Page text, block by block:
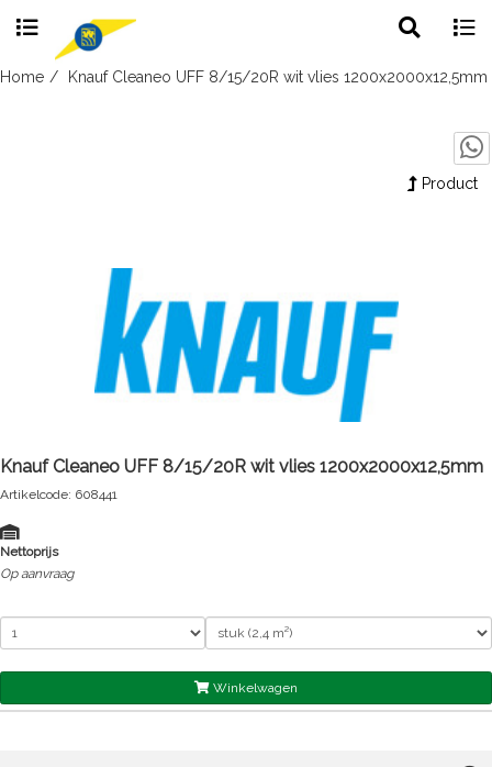
Skip
search
Home Knauf Cleaneo UFF 8/15/20R wit vlies 1200x2000x12,5mm
Product
Knauf Cleaneo UFF 8/15/20R wit vlies 1200x2000x12,5mm
Artikelcode: 608441
Nettoprijs
Op aanvraag
Winkelwagen